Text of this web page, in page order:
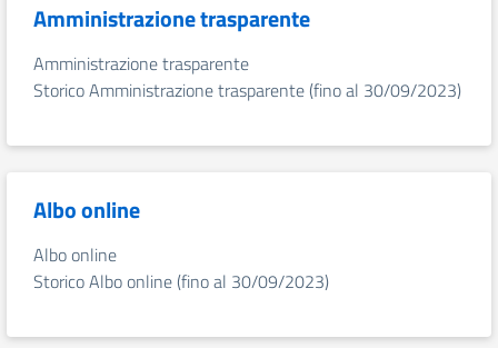
Amministrazione trasparente
Amministrazione trasparente
Storico Amministrazione trasparente (fino al 30/09/2023)
Albo online
Albo online
Storico Albo online (fino al 30/09/2023)